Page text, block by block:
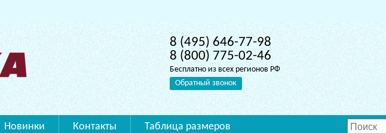
8 (495) 646-77-98
8 (800) 775-02-46
Бесплатно из всех регионов РФ
Обратный звонок
Новинки Контакты Таблица размеров